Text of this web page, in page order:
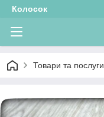
Колосок
Товари та послуги